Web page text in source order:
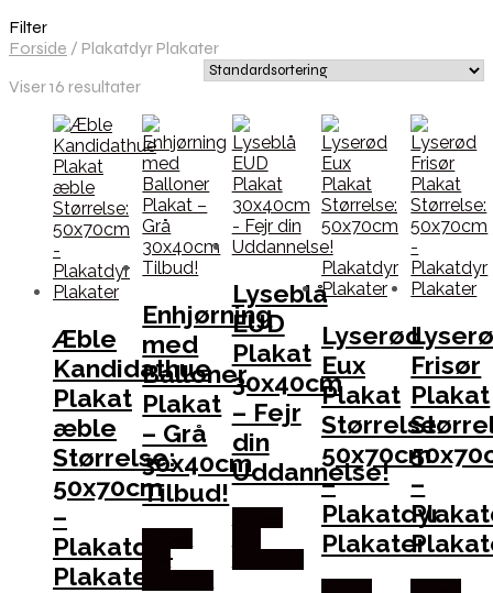
Filter
Forside / Plakatdyr Plakater
Viser 16 resultater
Æble
Kandidathue
Plakat
æble
Størrelse:
50x70cm
–
Plakatdyr
Plakater
Enhjørning
med
Balloner
Plakat
– Grå
30x40cm
Tilbud!
hos
Lyseblå
EUD
Plakat
30x40cm
– Fejr
din
Uddannelse!
Lyserød
Eux
Plakat
Størrelse:
50x70cm
–
Plakatdyr
Plakater
Frisør
Plakat
–